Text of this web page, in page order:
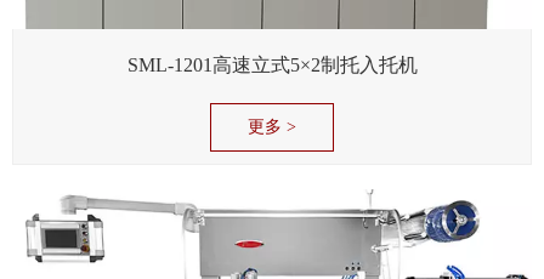
SML-1201高速立式5×2制托入托机
更多 >